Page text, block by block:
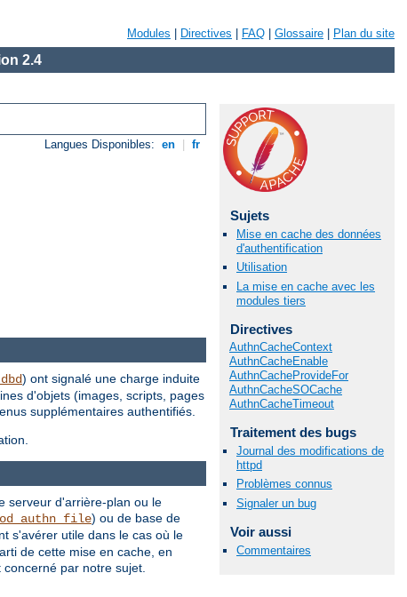
Modules Directives FAQ Glossaire Plan du site
2.4
Langues Disponibles: en fr
Sujets
Mise en cache des données
d'authentification
Utilisation
La mise en cache avec les
modules tiers
Directives
AuthnCacheContext
AuthnCacheEnable
AuthnCacheProvideFor
AuthnCacheSOCache
AuthnCacheTimeout
Traitement des bugs
Journal des modifications de
httpd
Problèmes connus
Signaler un bug
Voir aussi
Commentaires
) ont signalé une charge induite
d'objets (images, scripts, pages
supplémentaires authentifiés.
serveur d'arrière-plan ou le
) ou de base de
s'avérer utile dans le cas où le
de cette mise en cache, en
concerné par notre sujet.